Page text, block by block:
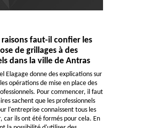
faut-il confier les
de grillages à des
dans la ville de Antras
Elagage donne des explications sur
opérations de mise en place des
Pour commencer, il faut
sachent que les professionnels
l'entreprise connaissent tous les
car ils ont été formés pour cela. En